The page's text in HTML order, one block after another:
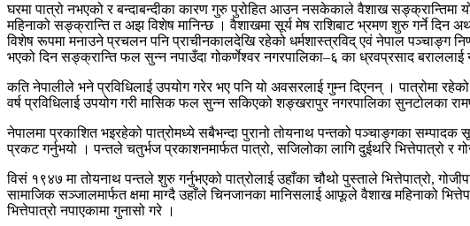
घरमा पात्रो नभएको र बन्दाबन्दीका कारण गुरु पुरोहित आउन नसकेकाले वैशाख सङ्क्रान्तिमा
महिनाको सङ्क्रान्ति त अझ विशेष मानिन्छ । वैशाखमा सूर्य मेष राशिबाट भ्रमण शुरु गर्ने दिन
विशेष रूपमा मनाउने प्रचलन पनि प्राचीनकालदेखि रहेको धर्मशास्त्रविद् एवं नेपाल पञ्चाङ्ग
भएको दिन सङ्क्रान्ति फल सुन्न नपाउँदा गोकर्णेश्वर नगरपालिका–६ का ध्रवप्रसाद
कति नेपालीले भने प्रविधिलाई उपयोग गरेर भए पनि यो अवसरलाई गुम्न दिएनन् । पात्रोमा
वर्ष प्रविधिलाई उपयोग गरी मासिक फल सुन्न सकिएको शङ्खरापुर नगरपालिका सुनटोलका
नेपालमा प्रकाशित भइरहेको पात्रोमध्ये सबैभन्दा पुरानो तोयनाथ पन्तको पञ्चाङ्गका
प्रकट गर्नुभयो । पन्तले चतुर्भज प्रकाशनमार्फत पात्रो, सजिलोका लागि दुईथरि भित्तेपात्रो र
विसं १९४७ मा तोयनाथ पन्तले शुरु गर्नुभएको पात्रोलाई उहाँका चौथो पुस्ताले भित्तेपात्रो,
सामाजिक सञ्जालमार्फत क्षमा माग्दै उहाँले चिनजानका मानिसलाई आफूले वैशाख महिनाको
भित्तेपात्रो नपाएकामा गुनासो गरे ।